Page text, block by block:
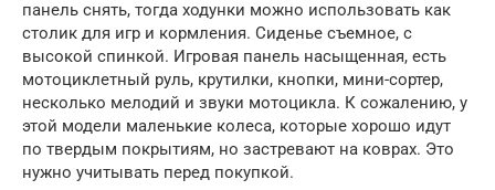
панель снять, тогда ходунки можно использовать как
столик для игр и кормления. Сиденье съемное, с
высокой спинкой. Игровая панель насыщенная, есть
мотоциклетный руль, крутилки, кнопки, мини-сортер,
несколько мелодий и звуки мотоцикла. К сожалению, у
этой модели маленькие колеса, которые хорошо идут
по твердым покрытиям, но застревают на коврах. Это
нужно учитывать перед покупкой.